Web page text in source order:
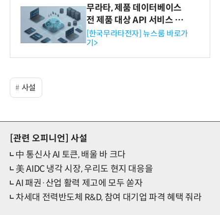
무라타, 제품 데이터베이스
전 제품 대상 API 서비스 제
공…73개 제품 카테고리로
확대
[한국무라타전자] 뉴스룸 바로가
기>
사설
[관련 오피니언] 사설
中 통신사 AI 토큰, 배울 바 크다
美 AIDC 냉각 시장, 우리도 현지 대응을
AI 패권·산업 활력 제고에 모두 쏟자
차세대 전력반도체 R&D, 참여 대기업 파격 혜택 줘라